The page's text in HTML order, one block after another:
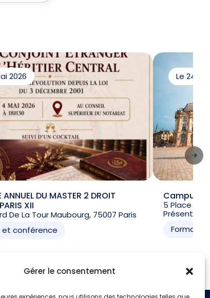
Gérer le consentement
2026
ANNUEL DU MASTER 2 DROIT
XII
De La Tour Maubourg, 75007 Paris
et conférence
Le 24
Campus
5 Place
Présentielle